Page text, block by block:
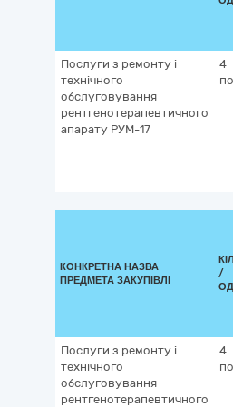
Послуги з ремонту і
технічного
обслуговування
рентгенотерапевтичного
апарату РУМ-17
4
КОНКРЕТНА НАЗВА
ПРЕДМЕТА ЗАКУПІВЛІ
/
Послуги з ремонту і
технічного
обслуговування
рентгенотерапевтичного
4